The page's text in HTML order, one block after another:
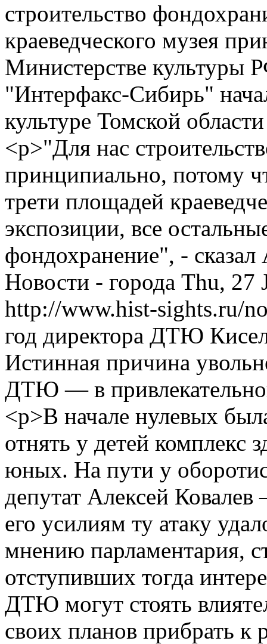
строительство
краеведческого музея
Министерстве культуры
"Интерфакс-Сибирь"
культуре Томской
<p>"Для нас
принципиально, потому
трети площадей
экспозиции, все
фондохранение", -
Новости - города Thu, 27
http://www.hist-sights.ru/
год директора ДТЮ
Истинная причина
ДТЮ — в
<p>В начале нулевых
отнять у детей комплекс
юных. На пути у
депутат Алексей
его усилиям ту атаку
мнению парламентария,
отступивших тогда
ДТЮ могут стоять
своих планов прибрать к